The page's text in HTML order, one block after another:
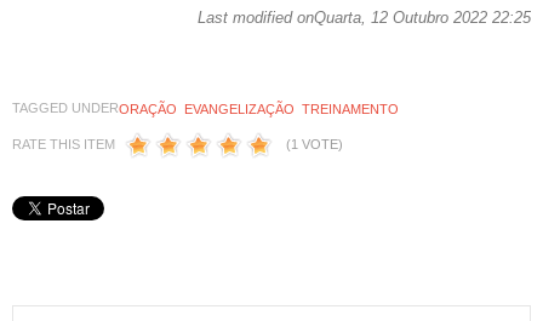
Last modified onQuarta, 12 Outubro 2022 22:25
TAGGED UNDERORAÇÃO EVANGELIZAÇÃO TREINAMENTO
RATE THIS ITEM (1 VOTE)